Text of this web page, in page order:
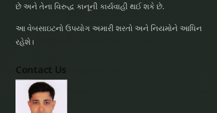
છે અને તેના વિરુદ્ધ કાનૂની કાર્યવાહી થઈ શકે છે.
આ વેબસાઇટનો ઉપયોગ અમારી શરતો અને નિયમોને આધિન
રહેશે।
Contact Us